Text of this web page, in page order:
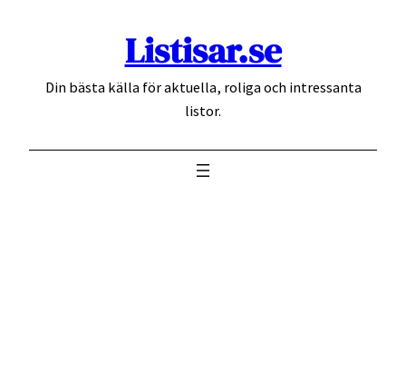
Listisar.se
Din bästa källa för aktuella, roliga och intressanta
listor.